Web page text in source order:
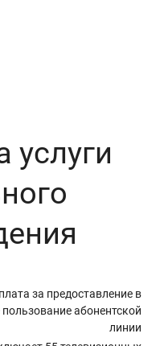
за предоставление в
абонентской
линии